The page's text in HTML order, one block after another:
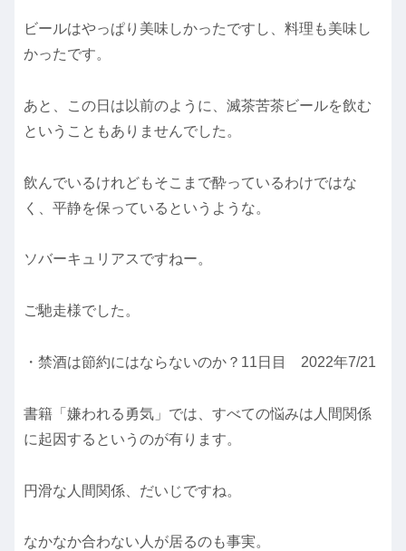
ビールはやっぱり美味しかったですし、料理も美味し
かったです。
あと、この日は以前のように、滅茶苦茶ビールを飲む
ということもありませんでした。
飲んでいるけれどもそこまで酔っているわけではな
く、平静を保っているというような。
ソバーキュリアスですねー。
ご馳走様でした。
・禁酒は節約にはならないのか？11日目 2022年7/21
書籍「嫌われる勇気」では、すべての悩みは人間関係
に起因するというのが有ります。
円滑な人間関係、だいじですね。
なかなか合わない人が居るのも事実。